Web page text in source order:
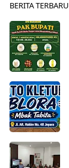
BERITA TERBARU